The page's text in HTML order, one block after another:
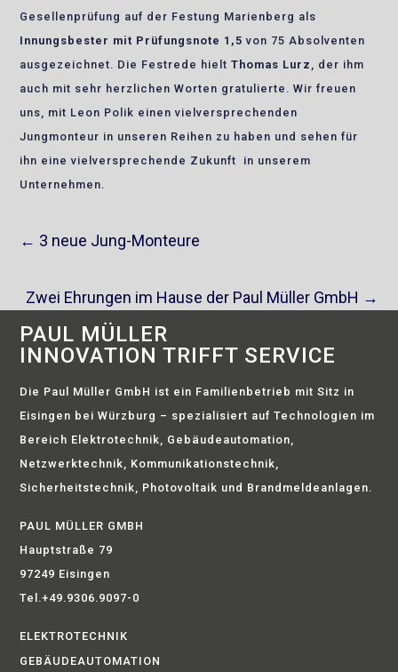
Gesellenprüfung auf der Festung Marienberg als
Innungsbester mit Prüfungsnote 1,5 von 75 Absolventen
ausgezeichnet. Die Festrede hieltThomas Lurz
, der ihm
auch mit sehr herzlichen Worten gratulierte. Wir freuen
uns, mit Leon Polik einen vielversprechenden
Jungmonteur in unseren Reihen zu haben und sehen für
ihn eine vielversprechende Zukunft in unserem
Unternehmen.
← 3 neue Jung-Monteure
Zwei Ehrungen im Hause der Paul Müller GmbH →
PAUL MÜLLER
INNOVATION TRIFFT SERVICE
Die Paul Müller GmbH ist ein Familienbetrieb mit Sitz in
Eisingen bei Würzburg – spezialisiert auf Technologien im
Bereich Elektrotechnik, Gebäudeautomation,
Netzwerktechnik, Kommunikationstechnik,
Sicherheitstechnik, Photovoltaik und Brandmeldeanlagen.
PAUL MÜLLER GMBH
Hauptstraße 79
97249 Eisingen
Tel.+49.9306.9097-0
ELEKTROTECHNIK
GEBÄUDEAUTOMATION